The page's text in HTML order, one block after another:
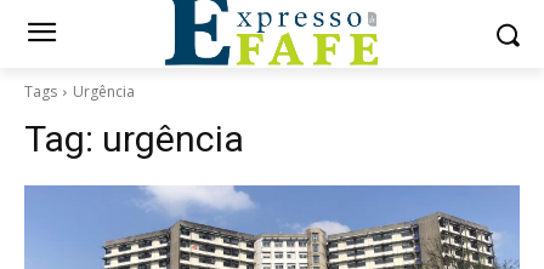
Tags Urgência
Tag: urgência